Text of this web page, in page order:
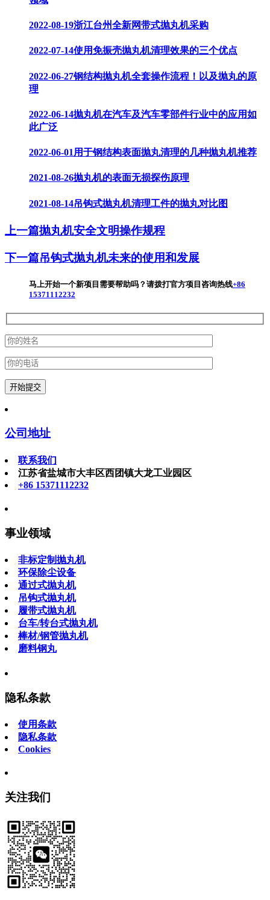
2022-08-19浙江台州全新网带式抛丸机采购
2022-07-14使用免振壳抛丸机清理效果的三个优点
2022-06-27钢结构抛丸机全套操作流程！以及抛丸的原
理
2022-06-14抛丸机在汽车及汽车零部件行业中的应用如
此广泛
2022-06-01 用于钢结构表面抛丸清理的几种抛丸机推荐
2021-08-26抛丸机的表面无损探伤原理
2021-08-14吊钩式抛丸机清理工件的抛丸对比图
上一篇抛丸机安全文明操作规程
下一篇吊钩式抛丸机未来的使用和发展
马上开始一个新项目 需要帮助吗？请拨打官方项目咨询热线+86
15371112232
公司地址
联系我们
江苏省盐城市大丰区西团镇大龙工业园区
+86 15371112232
事业领域
非标定制抛丸机
环保除尘设备
通过式抛丸机
吊钩式抛丸机
履带式抛丸机
台车/转台式抛丸机
棒材/钢管抛丸机
磨料钢丸
隐私条款
使用条款
隐私条款
Cookies
关注我们